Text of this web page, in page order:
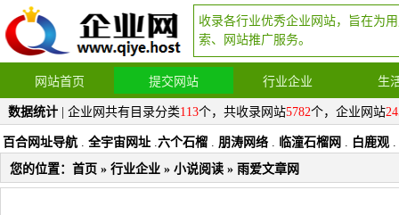
收录各行业优秀企业网站，旨在为
索、网站推广服务。
网站首页 提交网站 行业企业 生
数据统计 | 企业网共有目录分类113个，共收录网站5782个，企业网站
百合网址导航 . 全宇宙网址 .六个石榴 . 朋涛网络 . 临潼石榴网 . 白鹿观 .
您的位置： 首页 » 行业企业 » 小说阅读 » 雨爱文章网